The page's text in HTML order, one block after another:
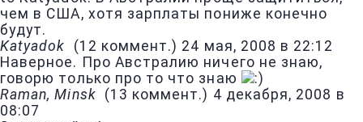
чем в США, хотя зарплаты пониже конечно
будут.
Katyadok (12 коммент.) 24 мая, 2008 в 22:12
Наверное. Про Австралию ничего не знаю,
говорю только про то что знаю
Raman, Minsk (13 коммент.) 4 декабря, 2008 в
08:07